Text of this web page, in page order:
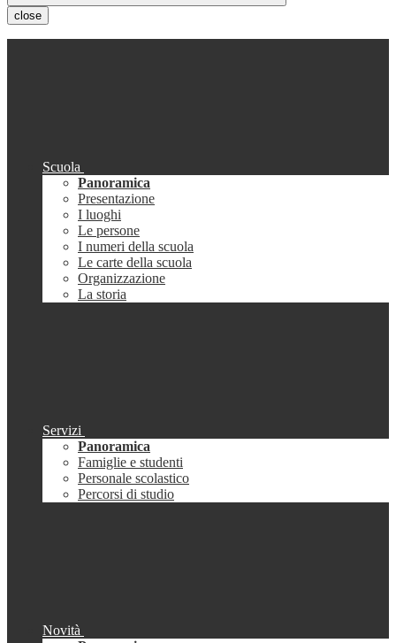
close
Scuola
Panoramica
Presentazione
I luoghi
Le persone
I numeri della scuola
Le carte della scuola
Organizzazione
La storia
Servizi
Panoramica
Famiglie e studenti
Personale scolastico
Percorsi di studio
Novità